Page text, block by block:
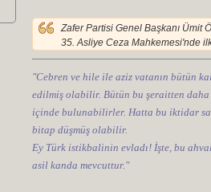
Zafer Partisi Genel Başkanı Ümit
35. Asliye Ceza Mahkemesi'nde ilk
"Cebren ve hile ile aziz vatanın bütün
edilmiş olabilir. Bütün bu şeraitten
içinde bulunabilirler. Hatta bu iktidar
bitap düşmüş olabilir.
Ey Türk istikbalinin evladı! İşte, bu
asil kanda mevcuttur."